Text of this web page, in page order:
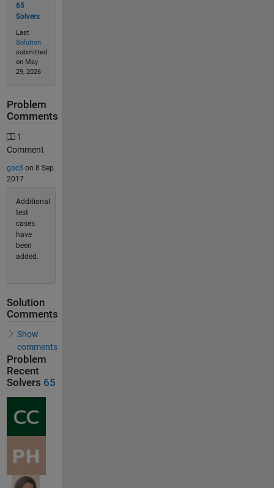
65
Solvers
Last
Solution
submitted
on May
29, 2026
Problem
Comments
1
Comment
goc3 on 8 Sep
2017
Additional
test
cases
have
been
added.
Solution
Comments
Show
comments
Problem
Recent
Solvers 65